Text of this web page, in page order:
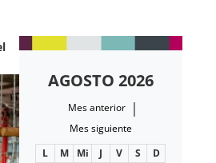
AGOSTO 2026
Mes anterior |
Mes siguiente
L
M Mi J V S
D